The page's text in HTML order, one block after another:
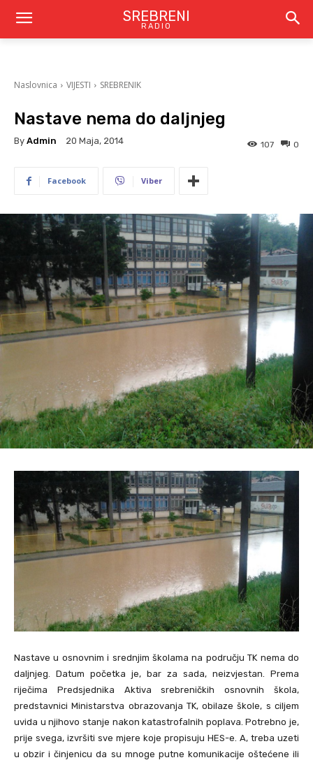
SREBRENI
RADIO
Naslovnica VIJESTI SREBRENIK
Nastave nema do daljnjeg
By Admin 20 Maja, 2014 0
107
Facebook Viber
Nastave u osnovnim i srednjim školama na području TK nema do
daljnjeg. Datum početka je, bar za sada, neizvjestan. Prema
riječima Predsjednika Aktiva srebreničkih osnovnih škola,
predstavnici Ministarstva obrazovanja TK, obilaze škole, s ciljem
uvida u njihovo stanje nakon katastrofalnih poplava. Potrebno je,
prije svega, izvršiti sve mjere koje propisuju HES-e. A, treba uzeti
u obzir i činjenicu da su mnoge putne komunikacije oštećene ili